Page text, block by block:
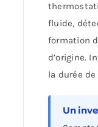
fluide,
formation
d’origine.
la durée
Un